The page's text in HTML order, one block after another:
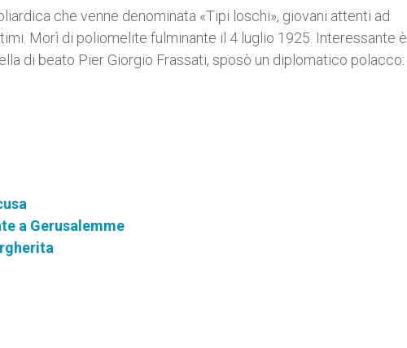
che venne denominata «Tipi loschi», giovani attenti ad
Morì di poliomelite fulminante il 4 luglio 1925. Interessante è
di beato Pier Giorgio Frassati, sposò un diplomatico polacco:
a Gerusalemme